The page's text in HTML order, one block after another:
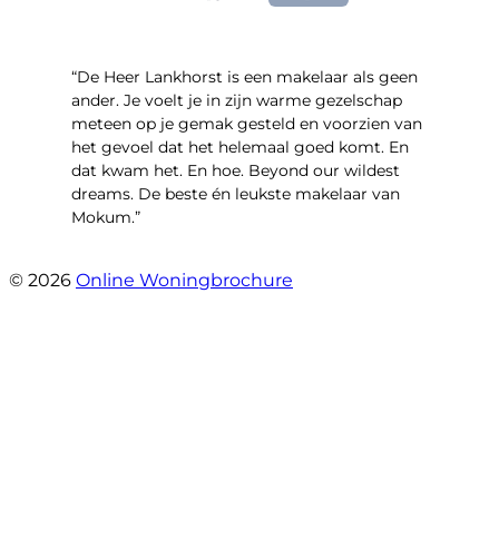
“De Heer Lankhorst is een makelaar als geen
ander. Je voelt je in zijn warme gezelschap
meteen op je gemak gesteld en voorzien van
het gevoel dat het helemaal goed komt. En
dat kwam het. En hoe. Beyond our wildest
dreams. De beste én leukste makelaar van
Mokum.”
© 2026 Online Woningbrochure